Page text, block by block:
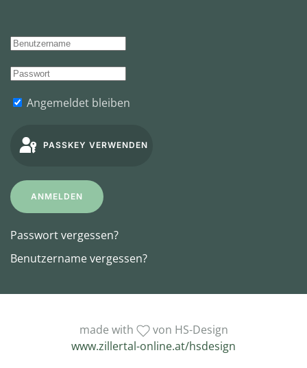
Angemeldet bleiben
PASSKEY VERWENDEN
ANMELDEN
Passwort vergessen?
Benutzername vergessen?
made with
von HS-Design
www.zillertal-online.at/hsdesign